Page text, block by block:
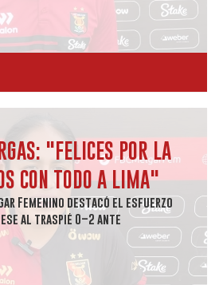
"FELICES POR LA
CON TODO A LIMA"
Femenino destacó el esfuerzo
al traspié 0–2 ante